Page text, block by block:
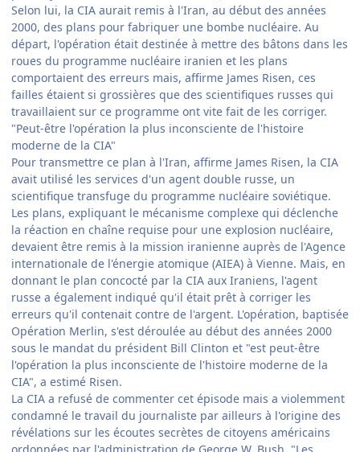
Selon lui, la CIA aurait remis à l'Iran, au début des années
2000, des plans pour fabriquer une bombe nucléaire. Au
départ, l'opération était destinée à mettre des bâtons dans les
roues du programme nucléaire iranien et les plans
comportaient des erreurs mais, affirme James Risen, ces
failles étaient si grossières que des scientifiques russes qui
travaillaient sur ce programme ont vite fait de les corriger.
"Peut-être l'opération la plus inconsciente de l'histoire
moderne de la CIA"
Pour transmettre ce plan à l'Iran, affirme James Risen, la CIA
avait utilisé les services d'un agent double russe, un
scientifique transfuge du programme nucléaire soviétique.
Les plans, expliquant le mécanisme complexe qui déclenche
la réaction en chaîne requise pour une explosion nucléaire,
devaient être remis à la mission iranienne auprès de l'Agence
internationale de l'énergie atomique (AIEA) à Vienne. Mais, en
donnant le plan concocté par la CIA aux Iraniens, l'agent
russe a également indiqué qu'il était prêt à corriger les
erreurs qu'il contenait contre de l'argent. L'opération, baptisée
Opération Merlin, s'est déroulée au début des années 2000
sous le mandat du président Bill Clinton et "est peut-être
l'opération la plus inconsciente de l'histoire moderne de la
CIA", a estimé Risen.
La CIA a refusé de commenter cet épisode mais a violemment
condamné le travail du journaliste par ailleurs à l'origine des
révélations sur les écoutes secrètes de citoyens américains